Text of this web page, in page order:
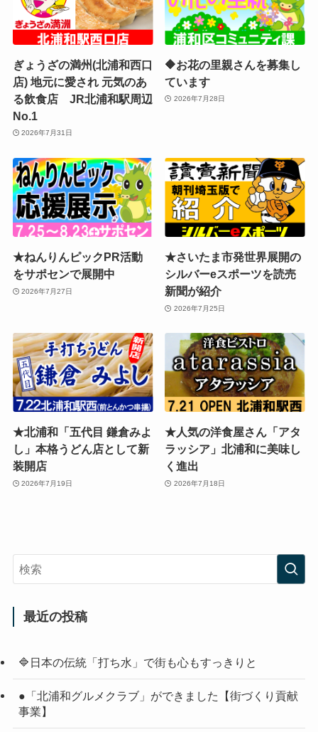
ぎょうざの満州(北浦和西口
店) 地元に愛され 元気のあ
る飲食店 JR北浦和駅周辺
No.1
2026年7月31日
🔶お花の里親さんを募集し
ています
2026年7月28日
★ねんりんピックPR活動
をサポセンで展開中
2026年7月27日
★さいたま市発世界展開の
シルバーeスポーツを読売
新聞が紹介
2026年7月25日
★北浦和「五代目 鎌倉みよ
し」本格うどん店として新
装開店
2026年7月19日
★人気の洋食屋さん「アタ
ラッシア」北浦和に美味し
く進出
2026年7月18日
最近の投稿
🔷日本の伝統「打ち水」で街も心もすっきりと
●「北浦和グルメクラブ」ができました【街づくり貢献
事業】